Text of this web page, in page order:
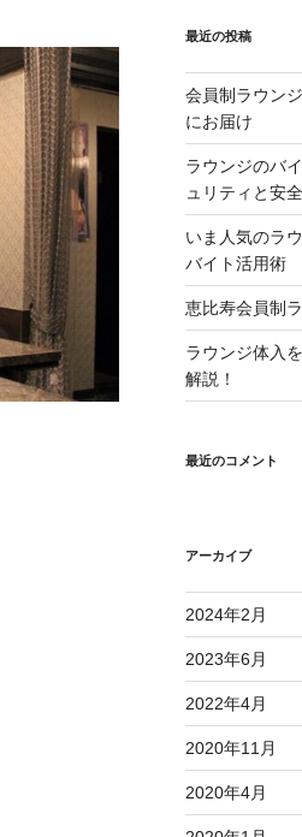
最近の投稿
会員制ラウン
にお届け
ラウンジのバ
ュリティと安
いま人気のラ
バイト活用術
恵比寿会員制
ラウンジ体入
解説！
最近のコメント
アーカイブ
2024年2月
2023年6月
2022年4月
2020年11月
2020年4月